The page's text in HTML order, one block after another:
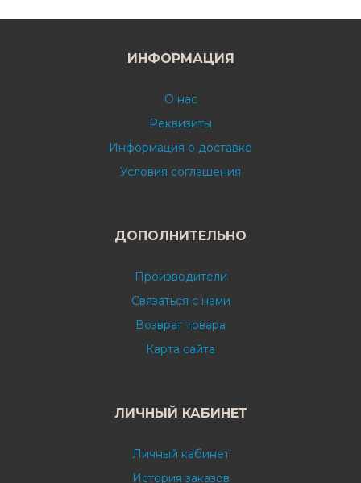
ИНФОРМАЦИЯ
О нас
Реквизиты
Информация о доставке
Условия соглашения
ДОПОЛНИТЕЛЬНО
Производители
Связаться с нами
Возврат товара
Карта сайта
ЛИЧНЫЙ КАБИНЕТ
Личный кабинет
История заказов